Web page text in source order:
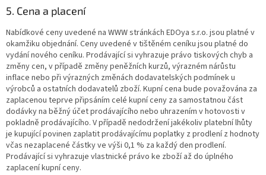
5. Cena a placení
Nabídkové ceny uvedené na WWW stránkách EDOya s.r.o. jsou platné v
okamžiku objednání. Ceny uvedené v tištěném ceníku jsou platné do
vydání nového ceníku. Prodávající si vyhrazuje právo tiskových chyb a
změny cen, v případě změny peněžních kurzů, výrazném nárůstu
inflace nebo při výrazných změnách dodavatelských podmínek u
výrobců a ostatních dodavatelů zboží. Kupní cena bude považována za
zaplacenou teprve připsáním celé kupní ceny za samostatnou část
dodávky na běžný účet prodávajícího nebo uhrazením v hotovosti v
pokladně prodávajícího. V případě nedodržení jakékoliv platební lhůty
je kupující povinen zaplatit prodávajícímu poplatky z prodlení z hodnoty
včas nezaplacené částky ve výši 0,1 % za každý den prodlení.
Prodávající si vyhrazuje vlastnické právo ke zboží až do úplného
zaplacení kupní ceny.